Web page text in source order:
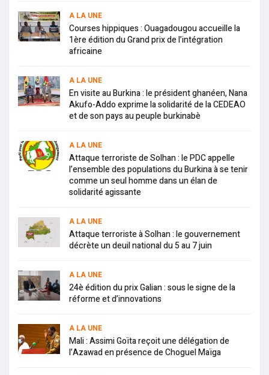
A LA UNE
Courses hippiques : Ouagadougou accueille la
1ère édition du Grand prix de l’intégration
africaine
A LA UNE
En visite au Burkina : le président ghanéen, Nana
Akufo-Addo exprime la solidarité de la CEDEAO
et de son pays au peuple burkinabè
A LA UNE
Attaque terroriste de Solhan : le PDC appelle
l’ensemble des populations du Burkina à se tenir
comme un seul homme dans un élan de
solidarité agissante
A LA UNE
Attaque terroriste à Solhan : le gouvernement
décrète un deuil national du 5 au 7 juin
A LA UNE
24è édition du prix Galian : sous le signe de la
réforme et d’innovations
A LA UNE
Mali : Assimi Goïta reçoit une délégation de
l’Azawad en présence de Choguel Maïga